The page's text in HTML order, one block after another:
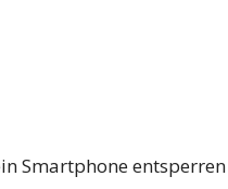
Smartphone entsperren